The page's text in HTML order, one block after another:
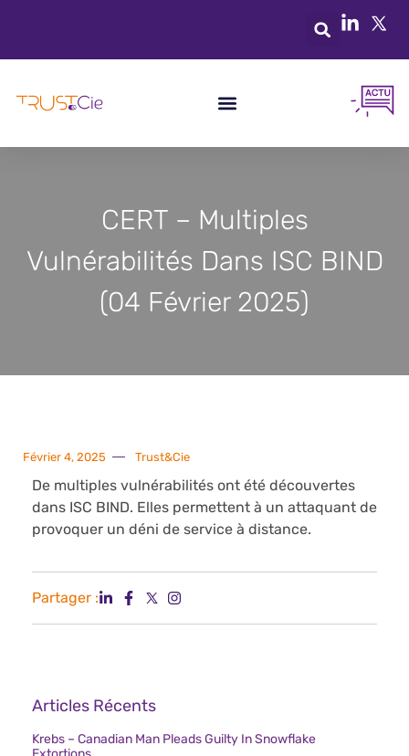
CERT – Multiples
Vulnérabilités Dans ISC BIND
(04 Février 2025)
Février 4, 2025 Trust&Cie
De multiples vulnérabilités ont été découvertes
dans ISC BIND. Elles permettent à un attaquant de
provoquer un déni de service à distance.
Partager :
Articles Récents
Krebs – Canadian Man Pleads Guilty In Snowflake